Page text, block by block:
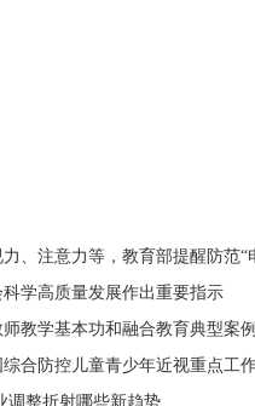
、注意力等，教育部提醒防范“
学高质量发展作出重要指示
教学基本功和融合教育典型案
合防控儿童青少年近视重点工
调整折射哪些新趋势